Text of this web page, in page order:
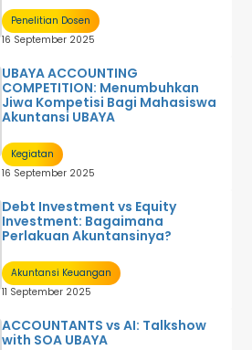
Penelitian Dosen
16 September 2025
UBAYA ACCOUNTING
COMPETITION: Menumbuhkan
Jiwa Kompetisi Bagi Mahasiswa
Akuntansi UBAYA
Kegiatan
16 September 2025
Debt Investment vs Equity
Investment: Bagaimana
Perlakuan Akuntansinya?
Akuntansi Keuangan
11 September 2025
ACCOUNTANTS vs AI: Talkshow
with SOA UBAYA